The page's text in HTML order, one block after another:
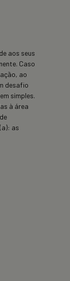
aos seus
Caso
ao
desafio
simples.
à área
as